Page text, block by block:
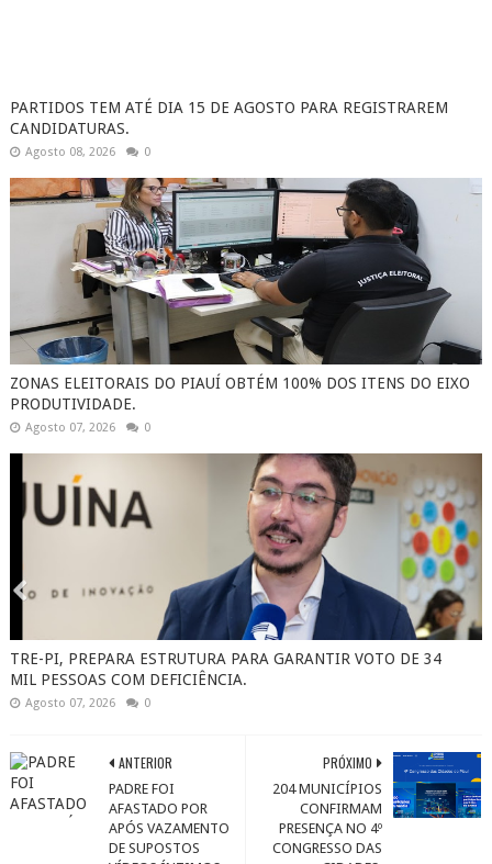
PARTIDOS TEM ATÉ DIA 15 DE AGOSTO PARA REGISTRAREM
CANDIDATURAS.
Agosto 08, 2026 0
ZONAS ELEITORAIS DO PIAUÍ OBTÉM 100% DOS ITENS DO EIXO
PRODUTIVIDADE.
Agosto 07, 2026 0
TRE-PI, PREPARA ESTRUTURA PARA GARANTIR VOTO DE 34
MIL PESSOAS COM DEFICIÊNCIA.
Agosto 07, 2026 0
PRÓXIMO
204 MUNICÍPIOS
CONFIRMAM
PRESENÇA NO 4º
CONGRESSO DAS
ANTERIOR
PADRE FOI
AFASTADO POR
APÓS VAZAMENTO
DE SUPOSTOS